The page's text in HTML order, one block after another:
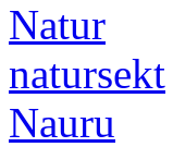
Natur
natursekt
Nauru